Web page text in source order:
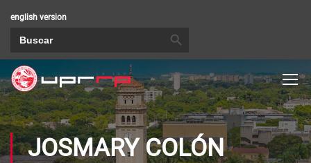
english version
JOSMARY COLÓN